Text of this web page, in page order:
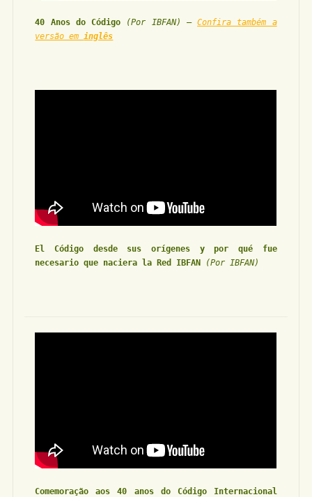
40 Anos do Código (Por IBFAN) –Confira também a
versão eminglês
El Código desde sus orígenes y por qué fue
necesario que naciera la Red IBFAN
(Por IBFAN)
Comemoração aos 40 anos do Código Internacional